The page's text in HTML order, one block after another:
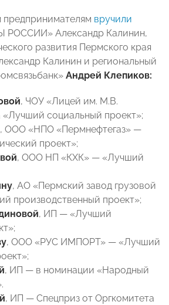
вручили
РОССИИ» Александр Калинин,
развития Пермского края
Калинин и региональный
Андрей Клепиков:
, ЧОУ «Лицей им. М.В.
социальный проект»;
, ООО «НПО «Пермнефтегаз» —
проект»;
, ООО НП «КХК» — «Лучший
, АО «Пермский завод грузовой
производственный проект»;
, ИП — «Лучший
, ООО «РУС ИМПОРТ» — «Лучший
, ИП — в номинации «Народный
, ИП — Спецприз от Оргкомитета